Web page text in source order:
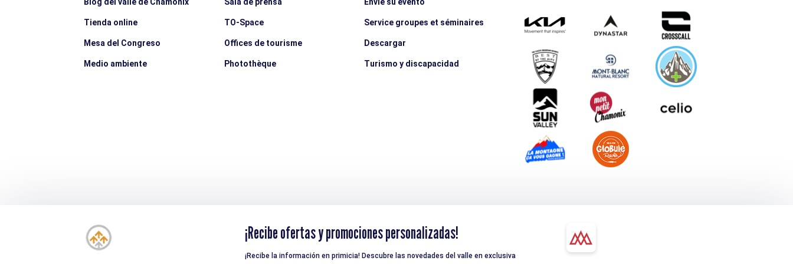
Tienda online
Mesa del Congreso
Medio ambiente
TO-Space
Offices de tourisme
Photothèque
Service groupes et séminaires
Descargar
Turismo y discapacidad
¡Recibe ofertas y promociones personalizadas!
¡Recibe la información en primicia! Descubre las novedades del valle en exclusiva